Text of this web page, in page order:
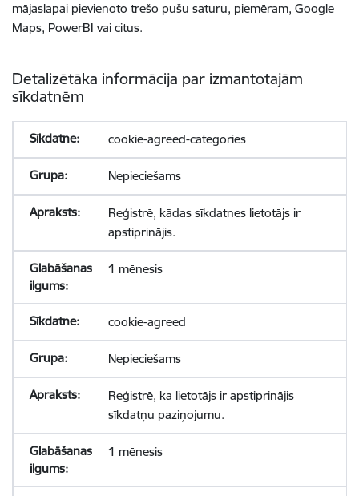
mājaslapai pievienoto trešo pušu saturu, piemēram, Google
Maps, PowerBI vai citus.
Detalizētāka informācija par izmantotajām
sīkdatnēm
cookie-agreed-categories
Nepieciešams
Reģistrē, kādas sīkdatnes lietotājs ir
apstiprinājis.
1 mēnesis
cookie-agreed
Nepieciešams
Reģistrē, ka lietotājs ir apstiprinājis
sīkdatņu paziņojumu.
1 mēnesis